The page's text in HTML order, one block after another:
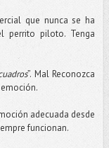
que nunca se ha
perrito piloto. Tenga
”. Mal Reconozca
adecuada desde
funcionan.